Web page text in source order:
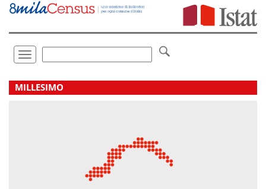
Vai
direttamente
Toggle
navigation
.
MILLESIMO